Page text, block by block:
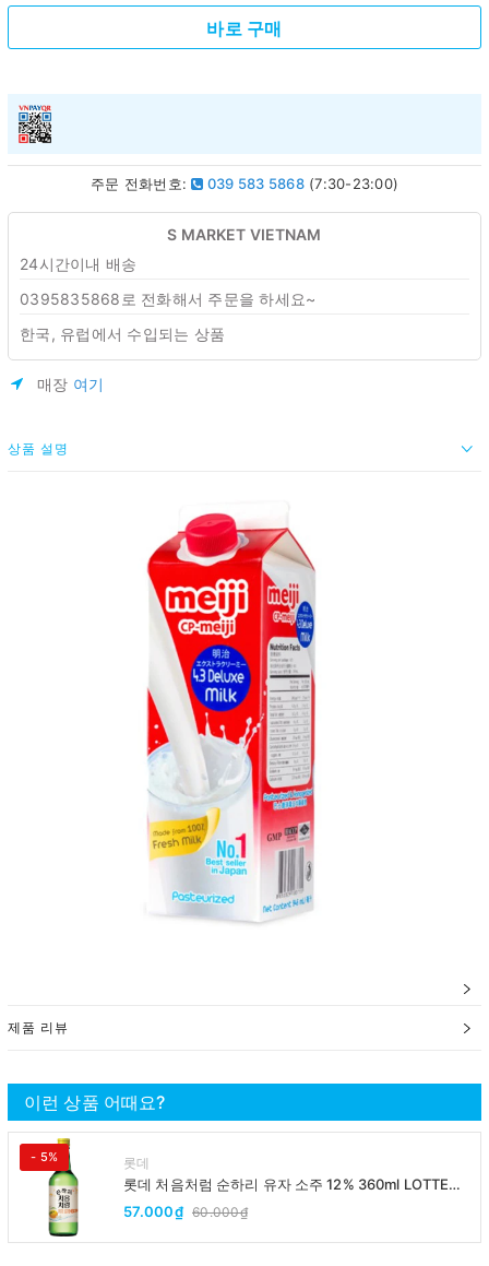
바로 구매
주문 전화번호: 039 583 5868(7:30-23:00)
S MARKET VIETNAM
24시간이내 배송
0395835868로 전화해서 주문을 하세요~
한국, 유럽에서 수입되는 상품
매장 여기
상품 설명
제품 리뷰
이런 상품 어때요?
- 5% 롯데
롯데 처음처럼 순하리 유자 소주 12% 360ml LOTTE
Chumchurum vi thanh yen/cam
57.000₫ 60.000₫